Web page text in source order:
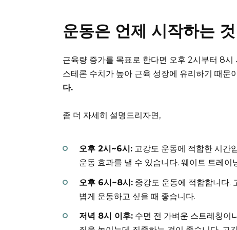
운동은 언제 시작하는
근육량 증가를 목표로 한다면 오후 2시부터 8
스테론 수치가 높아 근육 성장에 유리하기 때문
다.
좀 더 자세히 설명드리자면,
오후 2시~6시: 고강도 운동에 적합한 시간
운동 효과를 낼 수 있습니다. 웨이트 트레
오후 6시~8시: 중강도 운동에 적합합니다.
볍게 운동하고 싶을 때 좋습니다.
저녁 8시 이후: 수면 전 가벼운 스트레칭이